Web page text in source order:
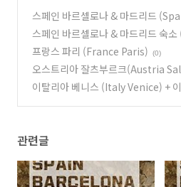
스페인 바르셀로나 & 마드리드
na & Madrid)
(1)
스페인 바르셀로나 & 마드리드 숙
celona & Madrid) (1)
프랑스 파리 (France Paris) (0)
오스트리아 잘츠부르크(Austria
일 뮌헨, 프랑크푸르트 & 하이델베
이탈리아 베니스 (Italy Venice) + 이
관련글